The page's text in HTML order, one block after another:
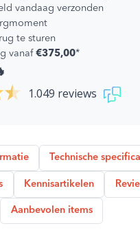
vandaag verzonden
te sturen
vanaf €375,00*
1.049 reviews
Technische
Kennisartikelen
Aanbevolen items